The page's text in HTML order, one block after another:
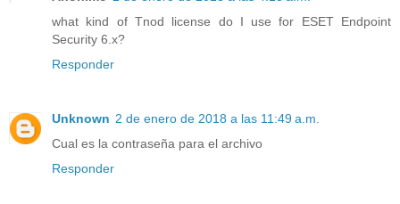
what kind of Tnod license do I use for ESET Endpoint
Security 6.x?
Responder
Unknown 2 de enero de 2018 a las 11:49 a.m.
Cual es la contraseña para el archivo
Responder